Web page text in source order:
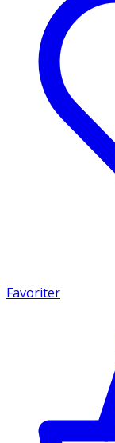
Favoriter